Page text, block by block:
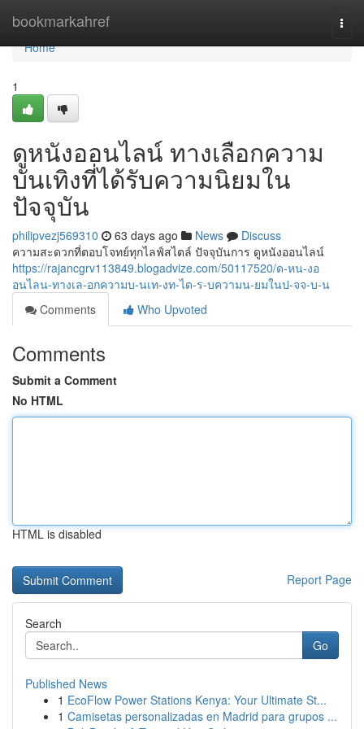
bookmarkahref
Home
Home
1
ดูหนังออนไลน์ ทางเลือกความ
บันเทิงที่ได้รับความนิยมใน
ปัจจุบัน
philipvezj569310 63 days ago News
Discuss
ความสะดวกที่ตอบโจทย์ทุกไลฟ์สไตล์ ปัจจุบันการ ดูหนังออนไลน์
https://rajancgrv113849.blogadvize.com/50117520/ด-หน-งอ
อนไลน-ทางเล-อกความบ-นเท-งท-ได-ร-บความน-ยมในป-จจ-บ-น
Comments
Who Upvoted
Comments
Submit a Comment
No HTML
HTML is disabled
Report Page
Search
Go
Published News
1 EcoFlow Power Stations Kenya: Your Ultimate St...
1 Camisetas personalizadas en Madrid para grupos ...